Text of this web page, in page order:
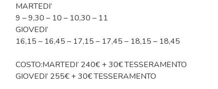
MARTEDI’
9 – 9,30 – 10 – 10,30 – 11
GIOVEDI’
16,15 – 16,45 – 17,15 – 17,45 – 18,15 – 18,45
COSTO:MARTEDI’ 240€ + 30€ TESSERAMENTO
GIOVEDI’ 255€ + 30€ TESSERAMENTO